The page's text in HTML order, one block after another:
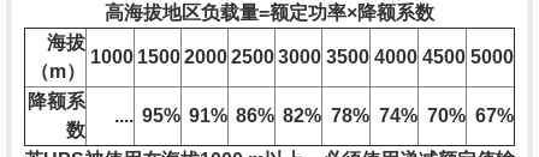
高海拔地区负载量=额定功率×降额系数
海拔
（m）
1000 1500200025003000 3500 4000 4500 5000
降额系
数
.... 95% 91% 86% 82% 78% 74% 70% 67%